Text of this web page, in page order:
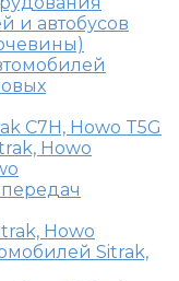
и автобусов
C7H, Howo T5G
Howo
Howo
Sitrak,